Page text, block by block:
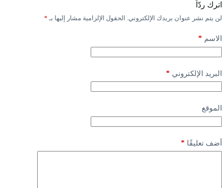
اترك ردّاً
لن يتم نشر عنوان بريدك الإلكتروني. الحقول الإلزامية مشار إليها بـ *
الاسم *
البريد الإلكتروني *
الموقع
أضف تعليقًا *